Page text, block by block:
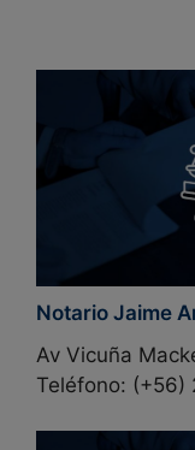
Notario Jaime
Av Vicuña
Teléfono: (+56)